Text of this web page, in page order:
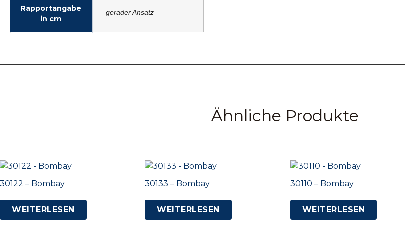
Rapportangabe
in cm
gerader Ansatz
Ähnliche Produkte
30122 – Bombay
WEITERLESEN
30133 – Bombay
WEITERLESEN
30110 – Bombay
WEITERLESEN